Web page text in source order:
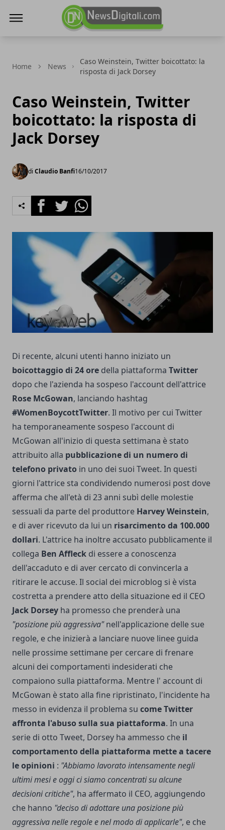
Home News
Caso Weinstein, Twitter boicottato: la
risposta di Jack Dorsey
Caso Weinstein, Twitter
boicottato: la risposta di
Jack Dorsey
di Claudio Banfi16/10/2017
FacebookTwitterWhatsapp
Di recente, alcuni utenti hanno iniziato un
boicottaggio di 24 ore della piattaforma Twitter
dopo che l'azienda ha sospeso l'account dell'attrice
Rose McGowan, lanciando hashtag
#WomenBoycottTwitter. Il motivo per cui Twitter
ha temporaneamente sospeso l'account di
McGowan all'inizio di questa settimana è stato
attribuito alla pubblicazione di un numero di
telefono privato in uno dei suoi Tweet. In questi
giorni l'attrice sta condividendo numerosi post dove
afferma che all'età di 23 anni subì delle molestie
sessuali da parte del produttore Harvey Weinstein,
e di aver ricevuto da lui un risarcimento da 100.000
dollari. L'attrice ha inoltre accusato pubblicamente il
collega Ben Affleck di essere a conoscenza
dell'accaduto e di aver cercato di convincerla a
ritirare le accuse. Il social dei microblog si è vista
costretta a prendere atto della situazione ed il CEO
Jack Dorsey ha promesso che prenderà una
"posizione più aggressiva"nell'applicazione delle sue
regole, e che inizierà a lanciare nuove linee guida
nelle prossime settimane per cercare di frenare
alcuni dei comportamenti indesiderati che
compaiono sulla piattaforma. Mentre l' account di
McGowan è stato alla fine ripristinato, l'incidente ha
messo in evidenza il problema su come Twitter
affronta l'abuso sulla sua piattaforma. In una
serie di otto Tweet, Dorsey ha ammesso che il
comportamento della piattaforma mette a tacere
le opinioni : "Abbiamo lavorato intensamente negli
ultimi mesi e oggi ci siamo concentrati su alcune
decisioni critiche", ha affermato il CEO, aggiungendo
che hanno "deciso di adottare una posizione più
aggressiva nelle regole e nel modo di applicarle", e che